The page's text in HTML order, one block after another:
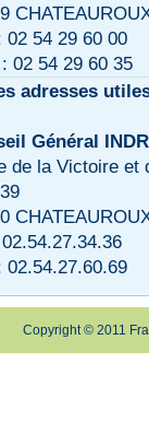
02 54 29 60 00
02 54 29 60 35
adresses
Général
de la Victoire et
02.54.27.60.69
Copyright © 2011